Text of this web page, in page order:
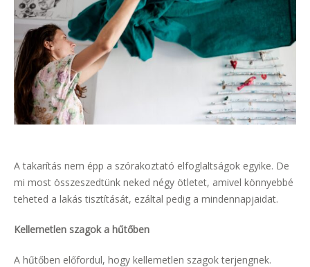
A takarítás nem épp a szórakoztató elfoglaltságok egyike. De
mi most összeszedtünk neked négy ötletet, amivel könnyebbé
teheted a lakás tisztítását, ezáltal pedig a mindennapjaidat.
Kellemetlen szagok a hűtőben
A hűtőben előfordul, hogy kellemetlen szagok terjengnek.